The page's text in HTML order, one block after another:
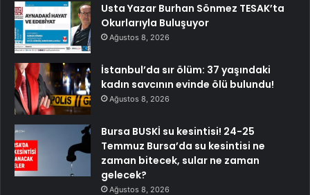
Usta Yazar Burhan Sönmez TESAK’ta
Okurlarıyla Buluşuyor
Ağustos 8, 2026
İstanbul’da sır ölüm: 37 yaşındaki
kadın savcının evinde ölü bulundu!
Ağustos 8, 2026
Bursa BUSKİ su kesintisi! 24-25
Temmuz Bursa’da su kesintisi ne
zaman bitecek, sular ne zaman
gelecek?
Ağustos 8, 2026